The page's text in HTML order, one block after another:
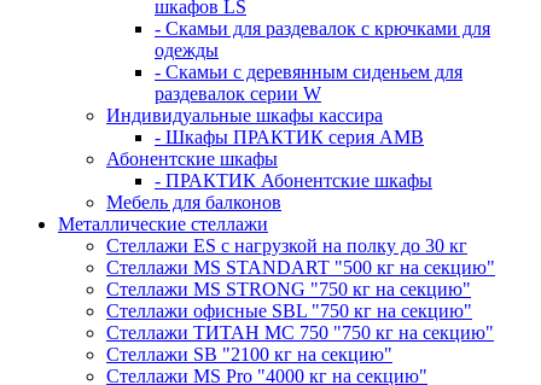
шкафов LS
- Скамьи для раздевалок с крючками для
одежды
- Скамьи с деревянным сиденьем для
раздевалок серии W
Индивидуальные шкафы кассира
- Шкафы ПРАКТИК серия AMB
Абонентские шкафы
- ПРАКТИК Абонентские шкафы
Мебель для балконов
Металлические стеллажи
Стеллажи ES с нагрузкой на полку до 30 кг
Стеллажи MS STANDART "500 кг на секцию"
Стеллажи MS STRONG "750 кг на секцию"
Стеллажи офисные SBL "750 кг на секцию"
Стеллажи ТИТАН МС 750 "750 кг на секцию"
Стеллажи SB "2100 кг на секцию"
Стеллажи MS Pro "4000 кг на секцию"